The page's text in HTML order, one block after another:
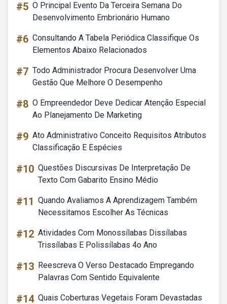
#5 O Principal Evento Da Terceira Semana Do
Desenvolvimento Embrionário Humano
#6 Consultando A Tabela Periódica Classifique Os
Elementos Abaixo Relacionados
#7 Todo Administrador Procura Desenvolver Uma
Gestão Que Melhore O Desempenho
#8 O Empreendedor Deve Dedicar Atenção Especial
Ao Planejamento De Marketing
#9 Ato Administrativo Conceito Requisitos Atributos
Classificação E Espécies
#10 Questões Discursivas De Interpretação De
Texto Com Gabarito Ensino Médio
#11 Quando Avaliamos A Aprendizagem Também
Necessitamos Escolher As Técnicas
#12 Atividades Com Monossílabas Dissílabas
Trissílabas E Polissílabas 4o Ano
#13 Reescreva O Verso Destacado Empregando
Palavras Com Sentido Equivalente
#14 Quais Coberturas Vegetais Foram Devastadas